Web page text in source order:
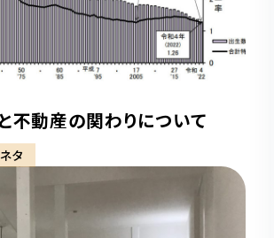
不動産の関わりについて
タ